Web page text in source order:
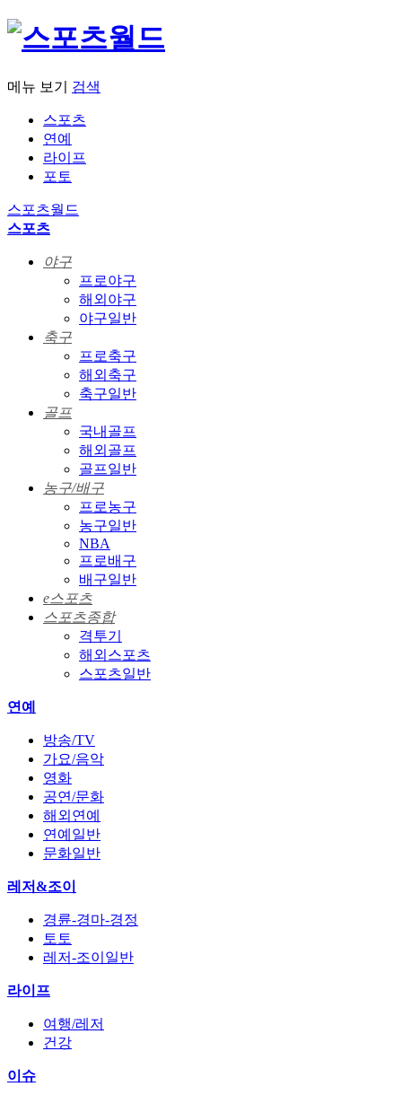
메뉴 보기 검색
스포츠
연예
라이프
포토
스포츠월드
스포츠
야구
프로야구
해외야구
야구일반
축구
프로축구
해외축구
축구일반
골프
국내골프
해외골프
골프일반
농구/배구
프로농구
농구일반
NBA
프로배구
배구일반
e스포츠
스포츠종합
격투기
해외스포츠
스포츠일반
연예
방송/TV
가요/음악
영화
공연/문화
해외연예
연예일반
문화일반
레저&조이
경륜-경마-경정
토토
레저-조이일반
라이프
여행/레저
건강
이슈